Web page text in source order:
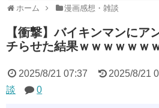
ホーム 漫画感想・雑談
【衝撃】バイキンマンにア
チらせた結果ｗｗｗｗｗｗ
2025/8/21 07:37 2025/8/21
談
0